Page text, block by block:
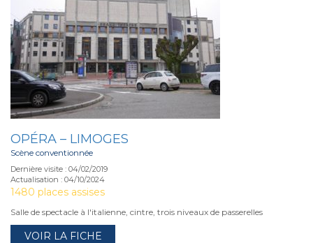
OPÉRA – LIMOGES
Scène conventionnée
Dernière visite : 04/02/2019
Actualisation : 04/10/2024
1480 places assises
Salle de spectacle à l'italienne, cintre, trois niveaux de passerelles
VOIR LA FICHE